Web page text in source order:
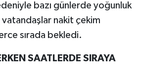
bazı günlerde yoğunluk
nakit çekim
sırada bekledi.
SAATLERDE SIRAYA